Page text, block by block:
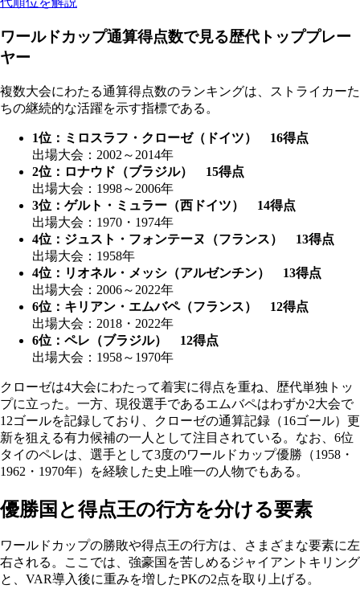
ワールドカップ通算得点数で見る歴代トッププレー
ヤー
複数大会にわたる通算得点数のランキングは、ストライカーた
ちの継続的な活躍を示す指標である。
1位：ミロスラフ・クローゼ（ドイツ） 16得点
出場大会：2002～2014年
2位：ロナウド（ブラジル） 15得点
出場大会：1998～2006年
3位：ゲルト・ミュラー（西ドイツ） 14得点
出場大会：1970・1974年
4位：ジュスト・フォンテーヌ（フランス） 13得点
出場大会：1958年
4位：リオネル・メッシ（アルゼンチン） 13得点
出場大会：2006～2022年
6位：キリアン・エムバペ（フランス） 12得点
出場大会：2018・2022年
6位：ペレ（ブラジル） 12得点
出場大会：1958～1970年
クローゼは4大会にわたって着実に得点を重ね、歴代単独トッ
プに立った。一方、現役選手であるエムバペはわずか2大会で
12ゴールを記録しており、クローゼの通算記録（16ゴール）更
新を狙える有力候補の一人として注目されている。なお、6位
タイのペレは、選手として3度のワールドカップ優勝（1958・
1962・1970年）を経験した史上唯一の人物でもある。
優勝国と得点王の行方を分ける要素
ワールドカップの勝敗や得点王の行方は、さまざまな要素に左
右される。ここでは、強豪国を苦しめるジャイアントキリング
と、VAR導入後に重みを増したPKの2点を取り上げる。